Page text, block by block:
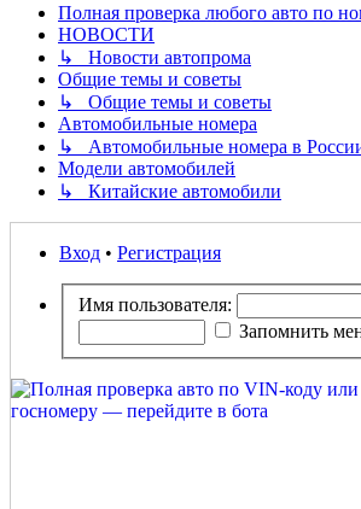
Полная проверка любого авто по
НОВОСТИ
↳ Новости автопрома
Общие темы и советы
↳ Общие темы и советы
Автомобильные номера
↳ Автомобильные номера в
Модели автомобилей
↳ Китайские автомобили
Вход • Регистрация
Имя пользователя:
Запомнить